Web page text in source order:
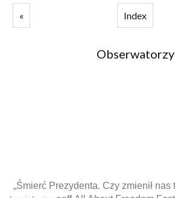
« Index
Obserwatorzy
„Śmierć Prezydenta. Czy zmienił nas